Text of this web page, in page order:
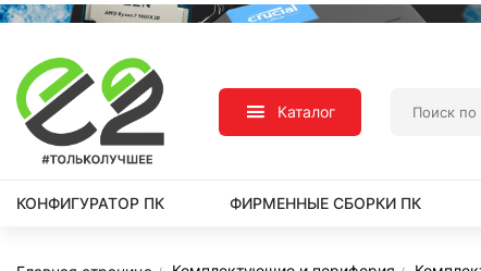
Каталог
КОНФИГУРАТОР ПК ФИРМЕННЫЕ СБОРКИ ПК